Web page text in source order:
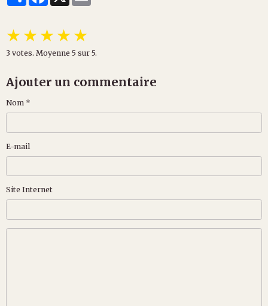
★★★★★
3 votes. Moyenne 5 sur 5.
Ajouter un commentaire
Nom
E-mail
Site Internet